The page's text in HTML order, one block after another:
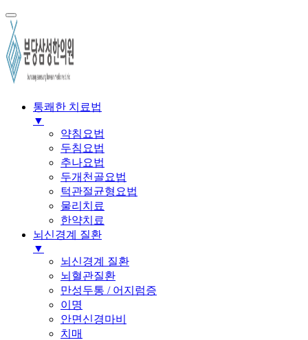
통쾌한 치료법
▼
약침요법
두침요법
추나요법
두개천골요법
턱관절균형요법
물리치료
한약치료
뇌신경계 질환
▼
뇌신경계 질환
뇌혈관질환
만성두통 / 어지럼증
이명
안면신경마비
치매